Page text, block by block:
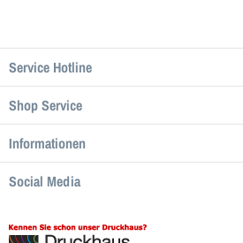
Service Hotline
Shop Service
Informationen
Social Media